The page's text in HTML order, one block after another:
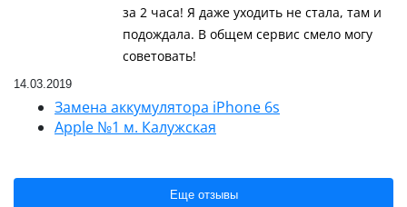
за 2 часа! Я даже уходить не стала, там и
подождала. В общем сервис смело могу
советовать!
14.03.2019
Замена аккумулятора iPhone 6s
Apple №1 м. Калужская
Еще отзывы